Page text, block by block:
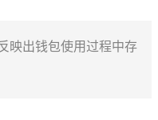
映出钱包使用过程中存